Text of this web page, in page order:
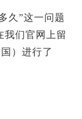
久”这一问题
我们官网上留
）进行了